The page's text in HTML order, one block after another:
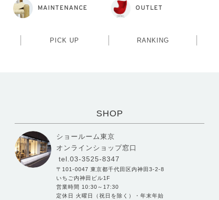
MAINTENANCE OUTLET
PICK UP RANKING
SHOP
ショールーム東京
オンラインショップ窓口
tel.03-3525-8347
〒101-0047 東京都千代田区内神田3-2-8
いちご内神田ビル1F
営業時間 10:30～17:30
定休日 火曜日（祝日を除く）・年末年始